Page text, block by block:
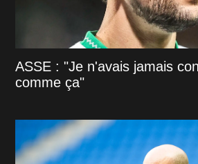
ASSE : "Je n'avais jamais
comme ça"